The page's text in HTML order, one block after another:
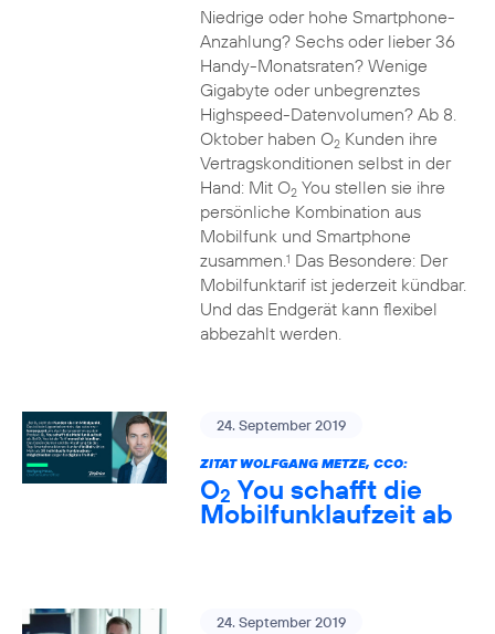
Niedrige oder hohe Smartphone-
Anzahlung? Sechs oder lieber 36
Handy-Monatsraten? Wenige
Gigabyte oder unbegrenztes
Highspeed-Datenvolumen? Ab 8.
Oktober haben O2Kunden ihre
Vertragskonditionen selbst in der
Hand: Mit O2You stellen sie ihre
persönliche Kombination aus
Mobilfunk und Smartphone
zusammen.1 Das Besondere: Der
Mobilfunktarif ist jederzeit kündbar.
Und das Endgerät kann flexibel
abbezahlt werden.
24. September 2019
ZITAT WOLFGANG METZE, CCO:
O2 You schafft die
Mobilfunklaufzeit ab
24. September 2019